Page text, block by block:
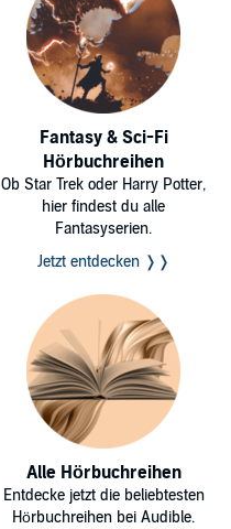
Fantasy & Sci-Fi
Hörbuchreihen
Ob Star Trek oder Harry Potter,
hier findest du alle
Fantasyserien.
Jetzt entdecken ❭❭
Alle Hörbuchreihen
Entdecke jetzt die beliebtesten
Hörbuchreihen bei Audible.